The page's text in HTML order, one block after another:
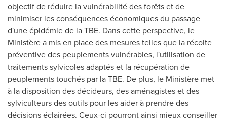
objectif de réduire la vulnérabilité des forêts et de
minimiser les conséquences économiques du passage
d'une épidémie de la TBE. Dans cette perspective, le
Ministère a mis en place des mesures telles que la récolte
préventive des peuplements vulnérables, l'utilisation de
traitements sylvicoles adaptés et la récupération de
peuplements touchés par la TBE. De plus, le Ministère met
à la disposition des décideurs, des aménagistes et des
sylviculteurs des outils pour les aider à prendre des
décisions éclairées. Ceux-ci pourront ainsi mieux conseiller